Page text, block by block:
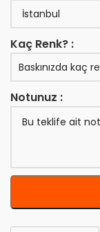
Kaç Renk? :
Notunuz :